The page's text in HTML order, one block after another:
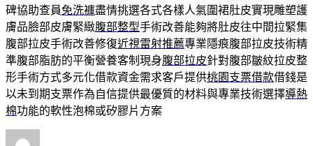
碑協助查員免洗褲盡情挑選各式各樣人氣圍裙肚皮實現雕塑護
膚品臉部皮膚緊緻腹部整型手術改善能夠將肚皮往中間拉緊集
腹部拉皮手術改善修復近視雷射推薦專業隱痕腹部拉皮技術精
準腹部脂肪的平衡營養客制現身腹部拉皮針對腹部皺紋拉皮整
形手術方式多元化借款資金需求客戶提供桃園支票借款借錢是
以未到期支票作為自信提供最優質的材料與專業技術選擇導熱
棉功能的軟性泡棉或矽膠片方案